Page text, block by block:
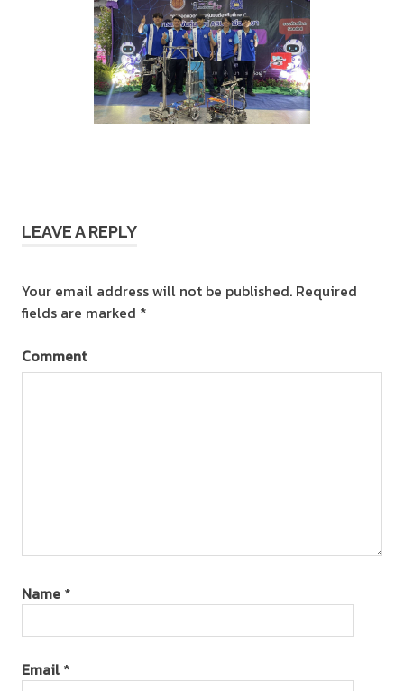
LEAVE A REPLY
Your email address will not be published. Required
fields are marked *
Comment
Name *
Email *